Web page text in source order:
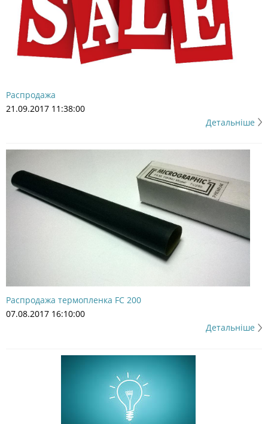
Распродажа
21.09.2017 11:38:00
Детальніше
Распродажа термопленка FC 200
07.08.2017 16:10:00
Детальніше